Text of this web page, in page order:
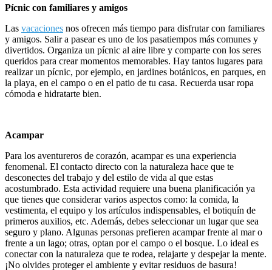
Pícnic con familiares y amigos
Las vacaciones nos ofrecen más tiempo para disfrutar con familiares
y amigos. Salir a pasear es uno de los pasatiempos más comunes y
divertidos. Organiza un pícnic al aire libre y comparte con los seres
queridos para crear momentos memorables. Hay tantos lugares para
realizar un pícnic, por ejemplo, en jardines botánicos, en parques, en
la playa, en el campo o en el patio de tu casa. Recuerda usar ropa
cómoda e hidratarte bien.
Acampar
Para los aventureros de corazón, acampar es una experiencia
fenomenal. El contacto directo con la naturaleza hace que te
desconectes del trabajo y del estilo de vida al que estas
acostumbrado. Esta actividad requiere una buena planificación ya
que tienes que considerar varios aspectos como: la comida, la
vestimenta, el equipo y los artículos indispensables, el botiquín de
primeros auxilios, etc. Además, debes seleccionar un lugar que sea
seguro y plano. Algunas personas prefieren acampar frente al mar o
frente a un lago; otras, optan por el campo o el bosque. Lo ideal es
conectar con la naturaleza que te rodea, relajarte y despejar la mente.
¡No olvides proteger el ambiente y evitar residuos de basura!